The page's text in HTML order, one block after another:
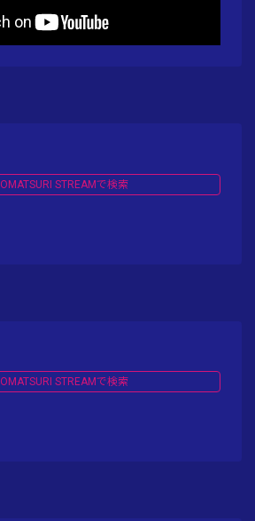
OMATSURI STREAMで検索
OMATSURI STREAMで検索